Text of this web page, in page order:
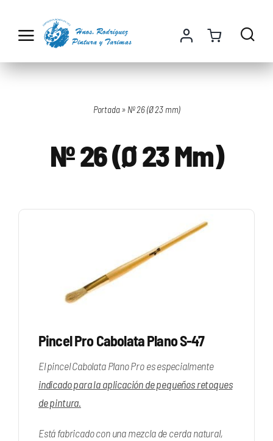
contenido
Portada» Nº 26 (Ø 23 mm)
Nº 26 (Ø 23 Mm)
Pincel Pro Cabolata Plano S-47
El pincel Cabolata Plano Pro es especialmente
indicado para la aplicación de pequeños retoques
de pintura.
Está fabricado con una mezcla de cerda natural,